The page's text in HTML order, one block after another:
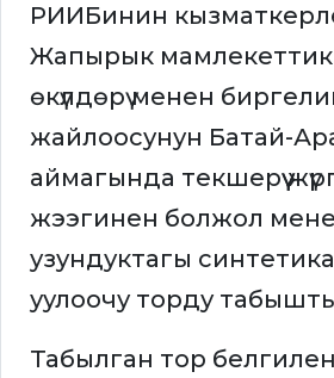
РИИБинин
Жапырык мамлекеттик
өкүлдөрү менен
жайлоосунун Батай-
аймагында текшерүү
жээгинен болжол
узундуктагы
уулоочу торду
Табылган тор